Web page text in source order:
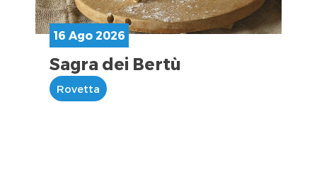
16 Ago 2026
Sagra dei Bertù
Rovetta